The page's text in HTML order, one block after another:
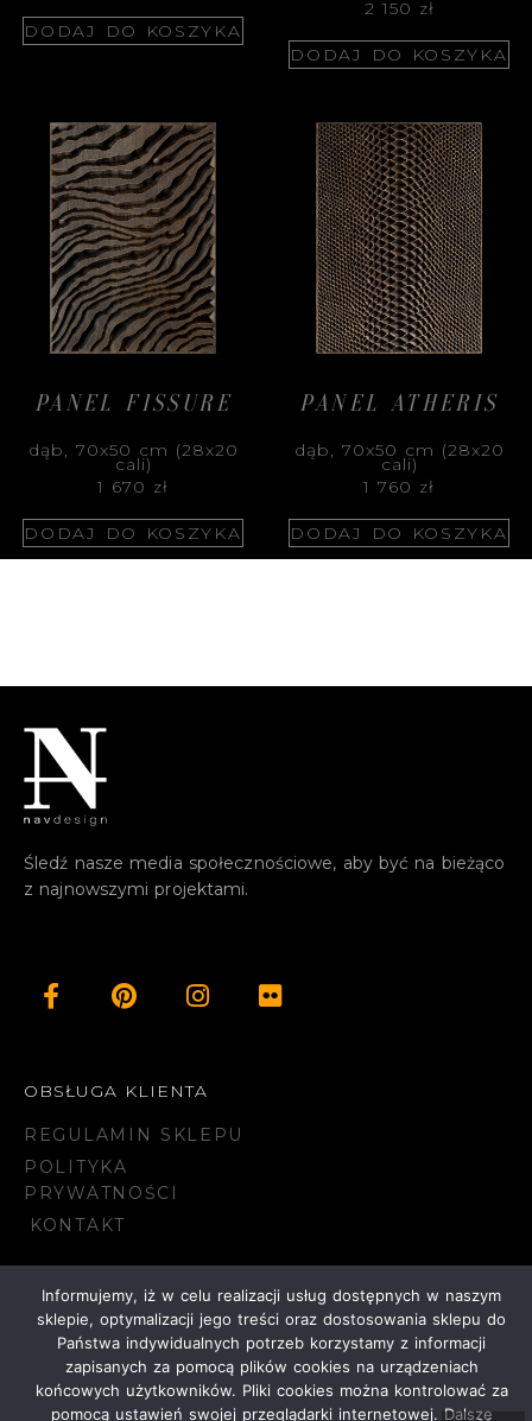
DODAJ DO KOSZYKA
2 150 zł
DODAJ DO KOSZYKA
PANEL FISSURE
dąb, 70x50 cm (28x20
cali)
1 670 zł
DODAJ DO KOSZYKA
PANEL ATHERIS
dąb, 70x50 cm (28x20
cali)
1 760 zł
DODAJ DO KOSZYKA
Śledź nasze media społecznościowe, aby być na bieżąco
z najnowszymi projektami.
OBSŁUGA KLIENTA
REGULAMIN SKLEPU
POLITYKA
PRYWATNOŚCI
KONTAKT
© 2023 NAVDESIGN
Informujemy, iż w celu realizacji usług dostępnych w naszym
sklepie, optymalizacji jego treści oraz dostosowania sklepu do
Państwa indywidualnych potrzeb korzystamy z informacji
zapisanych za pomocą plików cookies na urządzeniach
końcowych użytkowników. Pliki cookies można kontrolować za
pomocą ustawień swojej przeglądarki internetowej. Dalsze